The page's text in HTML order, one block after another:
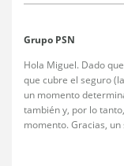
Grupo PSN
Hola Miguel. Dado
que cubre el seguro
un momento
también y, por lo
momento. Gracias, un